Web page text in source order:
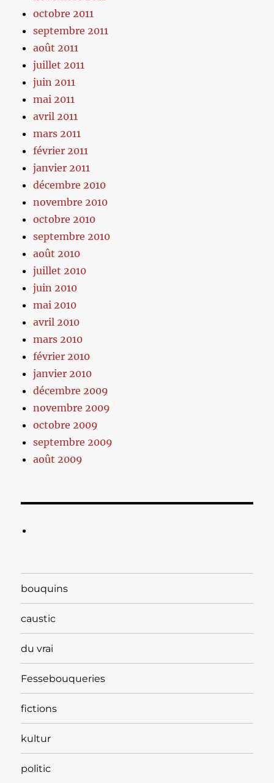
octobre 2011
septembre 2011
août 2011
juillet 2011
juin 2011
mai 2011
avril 2011
mars 2011
février 2011
janvier 2011
décembre 2010
novembre 2010
octobre 2010
septembre 2010
août 2010
juillet 2010
juin 2010
mai 2010
avril 2010
mars 2010
février 2010
janvier 2010
décembre 2009
novembre 2009
octobre 2009
septembre 2009
août 2009
bouquins
caustic
du vrai
Fessebouqueries
fictions
kultur
politic